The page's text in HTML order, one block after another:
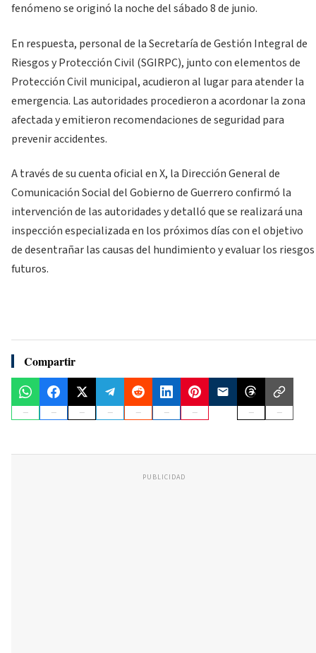
fenómeno se originó la noche del sábado 8 de junio.
En respuesta, personal de la Secretaría de Gestión Integral de
Riesgos y Protección Civil (SGIRPC), junto con elementos de
Protección Civil municipal, acudieron al lugar para atender la
emergencia. Las autoridades procedieron a acordonar la zona
afectada y emitieron recomendaciones de seguridad para
prevenir accidentes.
A través de su cuenta oficial en X, la Dirección General de
Comunicación Social del Gobierno de Guerrero confirmó la
intervención de las autoridades y detalló que se realizará una
inspección especializada en los próximos días con el objetivo
de desentrañar las causas del hundimiento y evaluar los riesgos
futuros.
Compartir
PUBLICIDAD